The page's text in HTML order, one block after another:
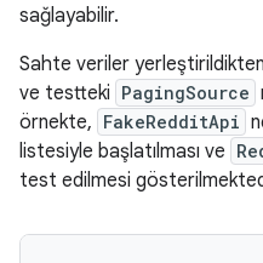
sağlayabilir.
Sahte veriler yerleştirildikten
ve testteki PagingSource
örnekte, FakeRedditApi
listesiyle başlatılması ve
test edilmesi